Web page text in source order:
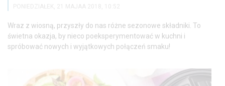
PONIEDZIAŁEK, 21 MAJAA 2018, 10:52
Wraz z wiosną, przyszły do nas różne sezonowe składniki. To
świetna okazja, by nieco poeksperymentować w kuchni i
spróbować nowych i wyjątkowych połączeń smaku!